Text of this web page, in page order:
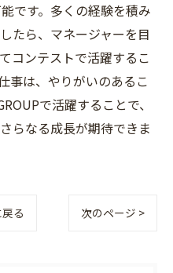
です。多くの経験を積み
たら、マネージャーを目
コンテストで活躍するこ
事は、やりがいのあるこ
で活躍することで、
らなる成長が期待できま
る 次のページ >